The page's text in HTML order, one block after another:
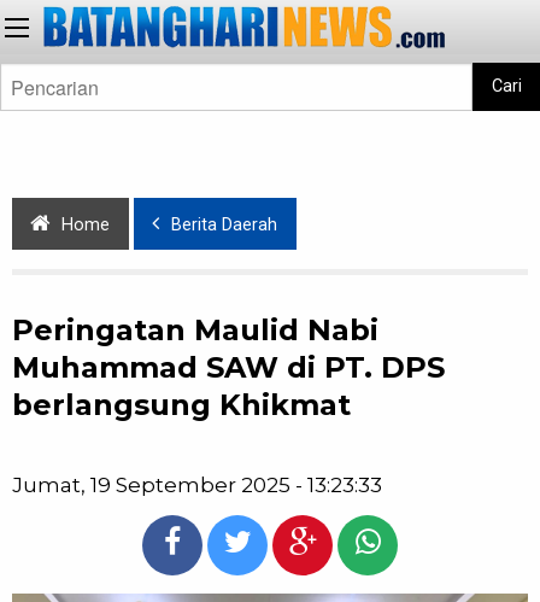
Cari
Home Berita Daerah
Peringatan Maulid Nabi
Muhammad SAW di PT. DPS
berlangsung Khikmat
Jumat, 19 September 2025 - 13:23:33